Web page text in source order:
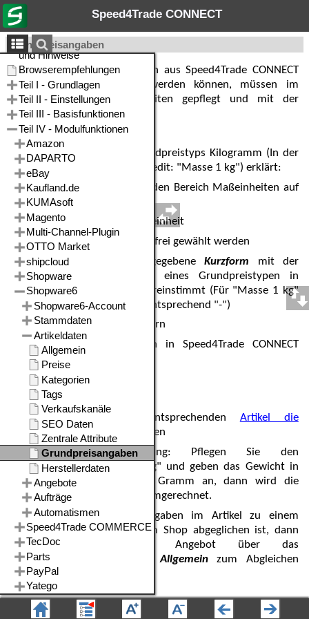
Speed4Trade CONNECT
Grundpreisangaben
Damit die Grundpreisangaben aus Speed4Trade CONNECT
an den Shop übergeben werden können, müssen im
Shopbackend die Maßeinheiten gepflegt und mit der
Softwareabgeglichenwerden.
Beispielhaft anhand des Grundpreistyps Kilogramm (In der
Benutzeroberfläche im Artikeledit: "Masse 1 kg") erklärt:
• Rufen Sie im Shopbackend den Bereich Maßeinheiten auf
(Einstellungen > Shop)
• Erstellen Sie eine neue Maßeinheit
Name der Maßeinheit kann frei gewählt werden
• Wichtig ist, dass die angegebeneKurzform mit der
Kurzform der Maßeinheit eines Grundpreistypen in
Speed4Trade CONNECT übereinstimmt (Für "Masse 1 kg"
dann "kg"; Für "Stück 1 -" entsprechend "-")
Maßeinheit im Shop speichern
Abgleich für Maßeinheiten in Speed4Trade CONNECT
ausführen
Artikeledit + Angebote:
Es genügt nun im entsprechenden Artikel die
Grundpreisangaben
zu pflegen
Automatische Umrechnung: Pflegen Sie den
Grundpreistyp "Masse 1 kg" und geben das Gewicht in
Speed4Trade CONNECT in Gramm an, dann wird die
Information in Kilogramm umgerechnet.
Ändern sich Grundpreisangaben im Artikel zu einem
Grundpreistyp der mit dem Shop abgeglichen ist, dann
wird das zugehörige Angebot über das
AktualisierungskennzeichenAllgemeinzum Abgleichen
vorgemerkt.